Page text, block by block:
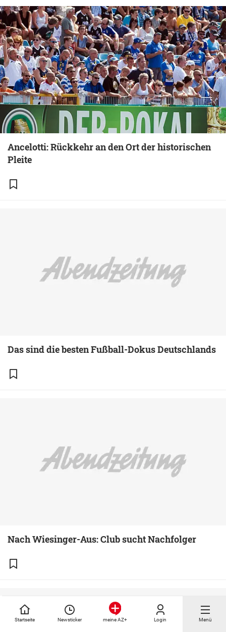
Startseite Newsticker meine AZ+ Login Menü
Ancelotti: Rückkehr an den Ort der historischen
Pleite
Das sind die besten Fußball-Dokus Deutschlands
Nach Wiesinger-Aus: Club sucht Nachfolger